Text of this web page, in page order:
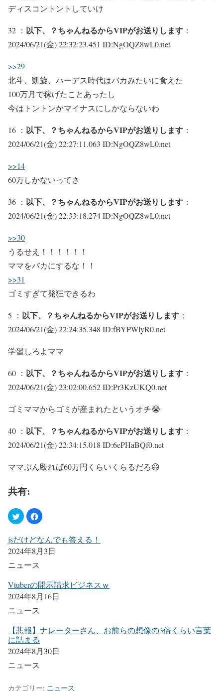
ディスコントントしていけ
32 ： 以下、？ちゃんねるからVIPがお送りします ：
2024/06/21(金) 22:32:23.451 ID:NgOQZ8wL0.net
>>29
北斗、凱旋、ハーデス時代はバカみたいに食えた
100万月で稼げたことあったし
今はトントンかマイナスにしかならないわ
16 ： 以下、？ちゃんねるからVIPがお送りします ：
2024/06/21(金) 22:27:11.063 ID:NgOQZ8wL0.net
>>14
60万しかないってさ
36 ： 以下、？ちゃんねるからVIPがお送りします ：
2024/06/21(金) 22:33:18.274 ID:NgOQZ8wL0.net
>>30
うるせえ！！！！！！
ママをバカにするな！！
>>31
ゴミすぎて発狂できるわ
5 ： 以下、？ちゃんねるからVIPがお送りします ：
2024/06/21(金) 22:24:35.348 ID:fBYPWlyR0.net
学習しろよママ
60 ： 以下、？ちゃんねるからVIPがお送りします ：
2024/06/21(金) 23:02:00.652 ID:Pr3KzUKQ0.net
ゴミママからゴミが産まれたというオチ😭
40 ： 以下、？ちゃんねるからVIPがお送りします ：
2024/06/21(金) 22:34:15.018 ID:6ePHaBQf0.net
ママぶん殴れば60万円くらいくらるだろ😃
共有:
jsだけどなんでも答える！
2024年8月3日
ニュース
Vtuberの開示請求ビジネスｗ
2024年8月16日
ニュース
【悲報】ナレーターさん、お前らの想像の3倍くらい言葉
に詰まる
2024年8月30日
ニュース
カテゴリー: ニュース